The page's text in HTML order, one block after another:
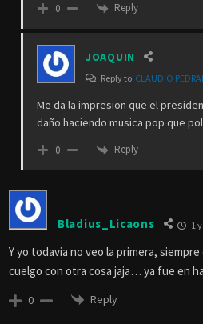
0 Reply
JOAQUIN
Reply to CLAUDIO
Me da la impresion que el
daño haciendo musica pop que
0 Reply
Bladius_Licaons 1
Y yo todavia no veo la primera,
cuelgo con otra cosa jaja… ya fue en
0 Reply